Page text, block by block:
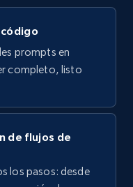
products by
Initial
gratuita
prompts en
completo, listo
de flujos de
los pasos: desde